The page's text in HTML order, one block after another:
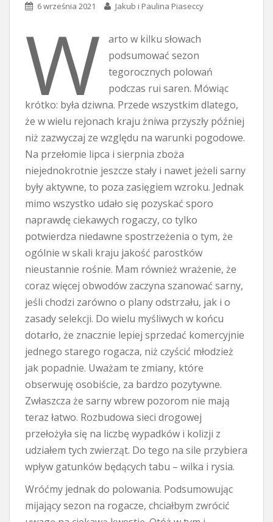
6 września 2021 Jakub i Paulina Piaseccy
W
arto w kilku słowach
podsumować sezon
tegorocznych polowań
podczas rui saren. Mówiąc
krótko: była dziwna. Przede wszystkim dlatego,
że w wielu rejonach kraju żniwa przyszły później
niż zazwyczaj ze względu na warunki pogodowe.
Na przełomie lipca i sierpnia zboża
niejednokrotnie jeszcze stały i nawet jeżeli sarny
były aktywne, to poza zasięgiem wzroku. Jednak
mimo wszystko udało się pozyskać sporo
naprawdę ciekawych rogaczy, co tylko
potwierdza niedawne spostrzeżenia o tym, że
ogólnie w skali kraju jakość parostków
nieustannie rośnie. Mam również wrażenie, że
coraz więcej obwodów zaczyna szanować sarny,
jeśli chodzi zarówno o plany odstrzału, jak i o
zasady selekcji. Do wielu myśliwych w końcu
dotarło, że znacznie lepiej sprzedać komercyjnie
jednego starego rogacza, niż czyścić młodzież
jak popadnie. Uważam te zmiany, które
obserwuję osobiście, za bardzo pozytywne.
Zwłaszcza że sarny wbrew pozorom nie mają
teraz łatwo. Rozbudowa sieci drogowej
przełożyła się na liczbę wypadków i kolizji z
udziałem tych zwierząt. Do tego na sile przybiera
wpływ gatunków będących tabu – wilka i rysia.
Wróćmy jednak do polowania. Podsumowując
mijający sezon na rogacze, chciałbym zwrócić